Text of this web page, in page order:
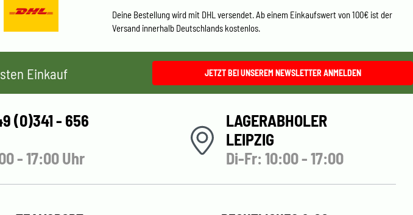
Deine Bestellung wird mit DHL versendet. Ab einem Einkaufswert von 100€ ist der
Versand innerhalb Deutschlands kostenlos.
Einkauf JETZT BEI UNSEREM NEWSLETTER ANMELDEN
(0)341 - 656
- 17:00 Uhr
LAGERABHOLER
LEIPZIG
Di-Fr: 10:00 - 17:00